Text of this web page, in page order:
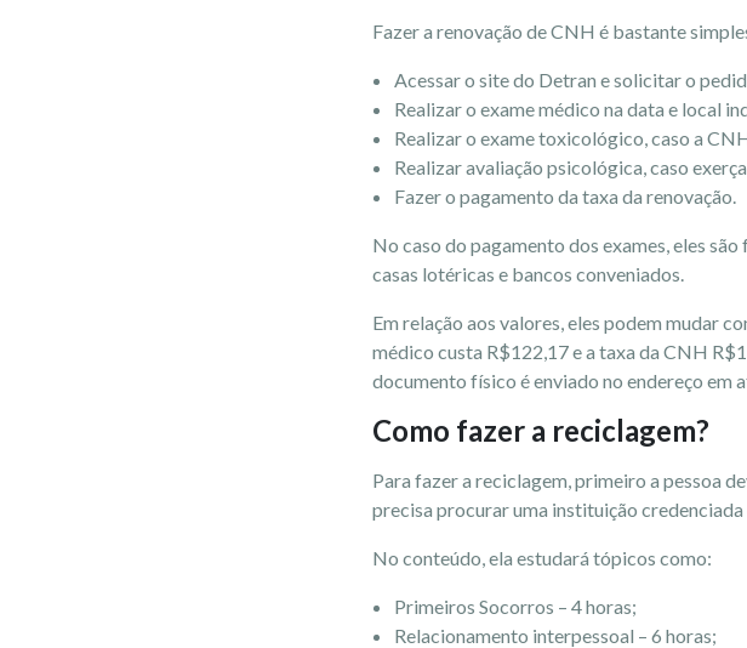
Fazer a renovação de CNH é bastante
Acessar o site do Detran e solicitar o
Realizar o exame médico na data e local
Realizar o exame toxicológico, caso a
Realizar avaliação psicológica, caso
Fazer o pagamento da taxa da renovação.
No caso do pagamento dos exames, eles
casas lotéricas e bancos conveniados.
Em relação aos valores, eles podem mudar
médico custa R$122,17 e a taxa da CNH
documento físico é enviado no endereço em
Como fazer a reciclagem?
Para fazer a reciclagem, primeiro a pessoa
precisa procurar uma instituição
No conteúdo, ela estudará tópicos como:
Primeiros Socorros – 4 horas;
Relacionamento interpessoal – 6 horas;